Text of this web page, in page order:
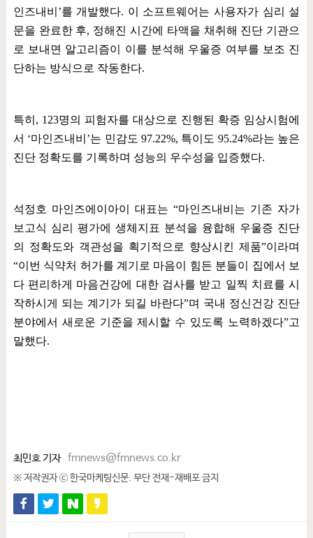
인즈내비 ’를 개발했다. 이 소프트웨어는 사용자가 심리 설
문을 완료한 후, 정해진 시간에 타액을 채취해 진단 기관으
로 보내면 알고리즘이 이를 분석해 우울증 여부를 보조 진
단하는 방식으로 작동한다.
특히 , 123명의 피험자를 대상으로 진행된 확증 임상시험에
서 ‘마인즈내비 ’는 민감도97.22%, 특이도 95.24%라는 높은
진단 정확도를 기록하며 성능의 우수성을 입증했다.
석정호 마인즈에이아이 대표는 “마인즈내비는 기존 자가
보고식 심리 평가에 생체지표 분석을 융합해 우울증 진단
의 정확도와 객관성을 획기적으로 향상시킨 제품”이라며
“이번 식약처 허가를 계기로 마음이 힘든 분들이 집에서 보
다 편리하게 마음건강에 대한 검사를 받고 일찍 치료를 시
작하시게 되는 계기가 되길 바란다”며 국내 정신건강 진단
분야에서 새로운 기준을 제시할 수 있도록 노력하겠다”고
말했다.
최민호 기자 fmnews@fmnews.co.kr
※ 저작권자 ⓒ 한국마케팅신문. 무단 전재-재배포 금지